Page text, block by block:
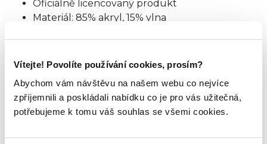
Vítejte! Povolíte používání cookies, prosím?
Abychom vám návštěvu na našem webu co nejvíce
zpříjemnili a poskládali nabídku co je pro vás užitečná,
potřebujeme k tomu váš souhlas se všemi cookies.
Oficiálně licencovaný produkt
Materiál: 85% akryl, 15% vlna
ZKOUKNI TAKÉ TYTO.